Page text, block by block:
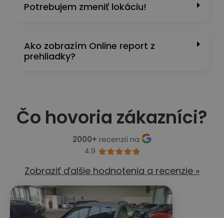
Potrebujem zmeniť lokáciu!
Ako zobrazím Online report z
prehliadky?
Čo hovoria zákazníci?
2000+ recenzií na
4.9 
Zobraziť ďalšie hodnotenia a recenzie »